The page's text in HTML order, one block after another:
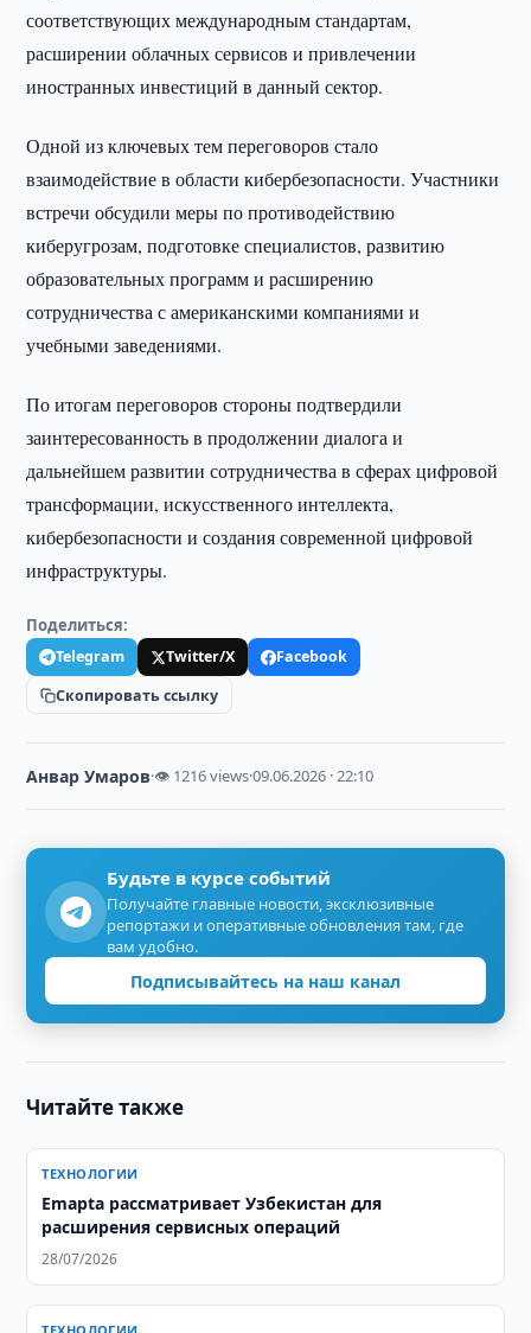
соответствующих международным стандартам,
расширении облачных сервисов и привлечении
иностранных инвестиций в данный сектор.
Одной из ключевых тем переговоров стало
взаимодействие в области кибербезопасности. Участники
встречи обсудили меры по противодействию
киберугрозам, подготовке специалистов, развитию
образовательных программ и расширению
сотрудничества с американскими компаниями и
учебными заведениями.
По итогам переговоров стороны подтвердили
заинтересованность в продолжении диалога и
дальнейшем развитии сотрудничества в сферах цифровой
трансформации, искусственного интеллекта,
кибербезопасности и создания современной цифровой
инфраструктуры.
Поделиться:
Telegram Twitter/X
Facebook
Скопировать ссылку
Анвар Умаров·👁 1216 views·09.06.2026 · 22:10
Будьте в курсе событий
Получайте главные новости, эксклюзивные
репортажи и оперативные обновления там, где
вам удобно.
Подписывайтесь на наш канал
Читайте также
ТЕХНОЛОГИИ
Emapta рассматривает Узбекистан для
расширения сервисных операций
28/07/2026